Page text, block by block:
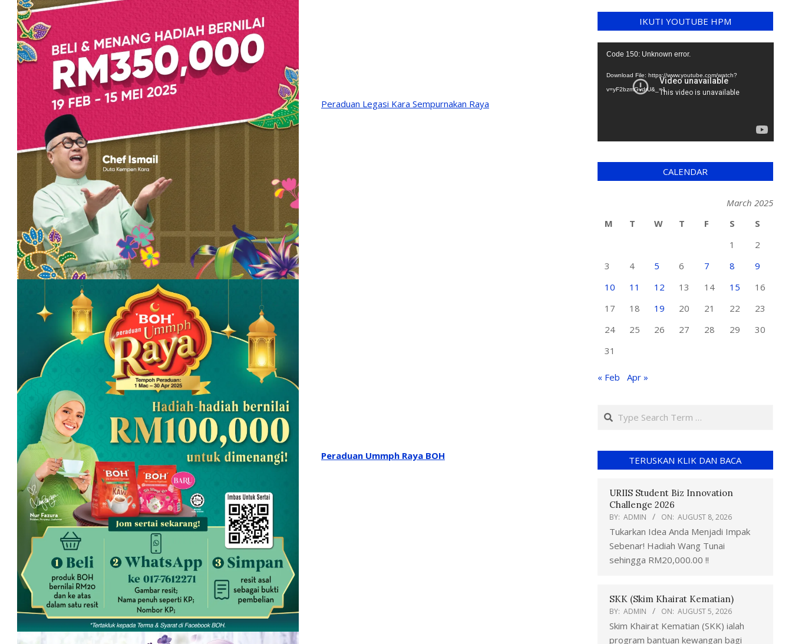
Peraduan Legasi Kara Sempurnakan Raya
Peraduan Ummph Raya BOH
IKUTI YOUTUBE HPM
Video
Code 150: Unknown error.
Download File: https://www.youtube.com/watch?
v=yF2bzmGvdrU&_=1
CALENDAR
March 2025
M
T W T F S
S
1
2
3
4 5 6 7 8
9
10
11 12 13 14 15
16
17
18 19 20 21 22
23
24
25 26 27 28 29
30
31
« Feb Apr »
TERUSKAN KLIK DAN BACA
URIIS Student Biz Innovation
Challenge 2026
BY: ADMIN ON: AUGUST 8, 2026
Tukarkan Idea Anda Menjadi Impak
Sebenar! Hadiah Wang Tunai
sehingga RM20,000.00 !!
SKK (Skim Khairat Kematian)
BY: ADMIN ON: AUGUST 5, 2026
Skim Khairat Kematian (SKK) ialah
program bantuan kewangan bagi